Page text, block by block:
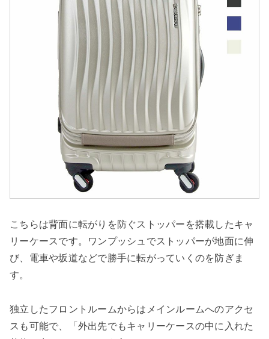
こちらは背面に転がりを防ぐストッパーを搭載したキャ
リーケースです。ワンプッシュでストッパーが地面に伸
び、電車や坂道などで勝手に転がっていくのを防ぎま
す。
独立したフロントルームからはメインルームへのアクセ
スも可能で、「外出先でもキャリーケースの中に入れた